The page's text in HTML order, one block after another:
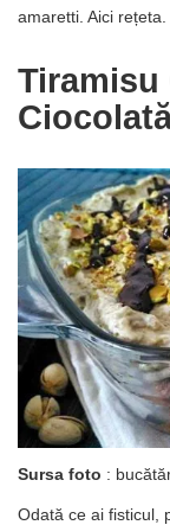
amaretti. Aici rețeta.
Tiramisu
Sursa foto :
Odată ce ai fisticul,